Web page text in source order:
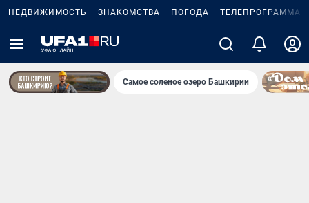
НЕДВИЖИМОСТЬ ЗНАКОМСТВА ПОГОДА ТЕЛЕПРОГРАММА
Самое соленое озеро Башкирии